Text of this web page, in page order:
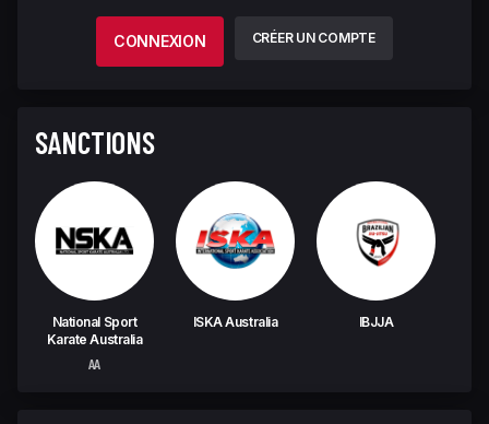
CONNEXION CRÉER UN COMPTE
SANCTIONS
National Sport
Karate Australia
AA
ISKA Australia IBJJA